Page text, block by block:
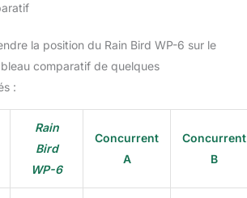
la position du Rain Bird WP-6 sur le
comparatif de quelques
:
Rain
Bird
WP-6
Concurrent
A
Concurrent
B